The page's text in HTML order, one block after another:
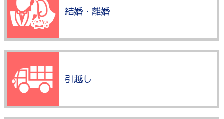
結婚・離婚
引越し